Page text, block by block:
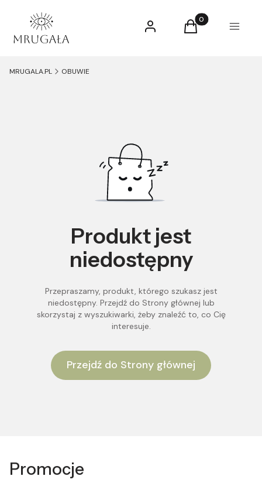
Zaloguj sięProdukty w
Koszyk Menu
MRUGALA.PL OBUWIE
Produkt jest
niedostępny
Przepraszamy, produkt, którego szukasz jest
niedostępny. Przejdź do Strony głównej lub
skorzystaj z wyszukiwarki, żeby znaleźć to, co Cię
interesuje.
Przejdź do Strony głównej
Promocje